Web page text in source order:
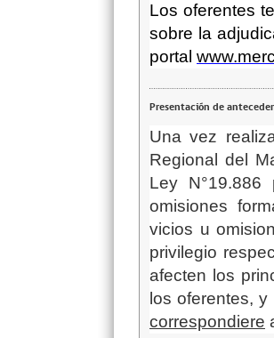
Los oferentes
sobre la
portal
Presentación de
Una vez
Regional del
Ley N°19.886
omisiones
vicios u
privilegio
afecten los
los oferentes,
correspondiere